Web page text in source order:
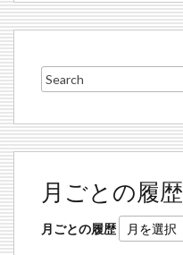
月ごとの履歴
月ごとの履歴